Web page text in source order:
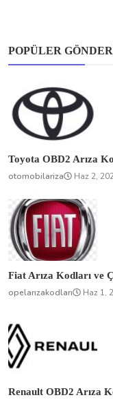
POPÜLER
Toyota OBD2 Arıza
otomobilariza
Haz 2,
Fiat Arıza Kodları ve
opelarızakodları
Haz 1,
Renault OBD2 Arıza